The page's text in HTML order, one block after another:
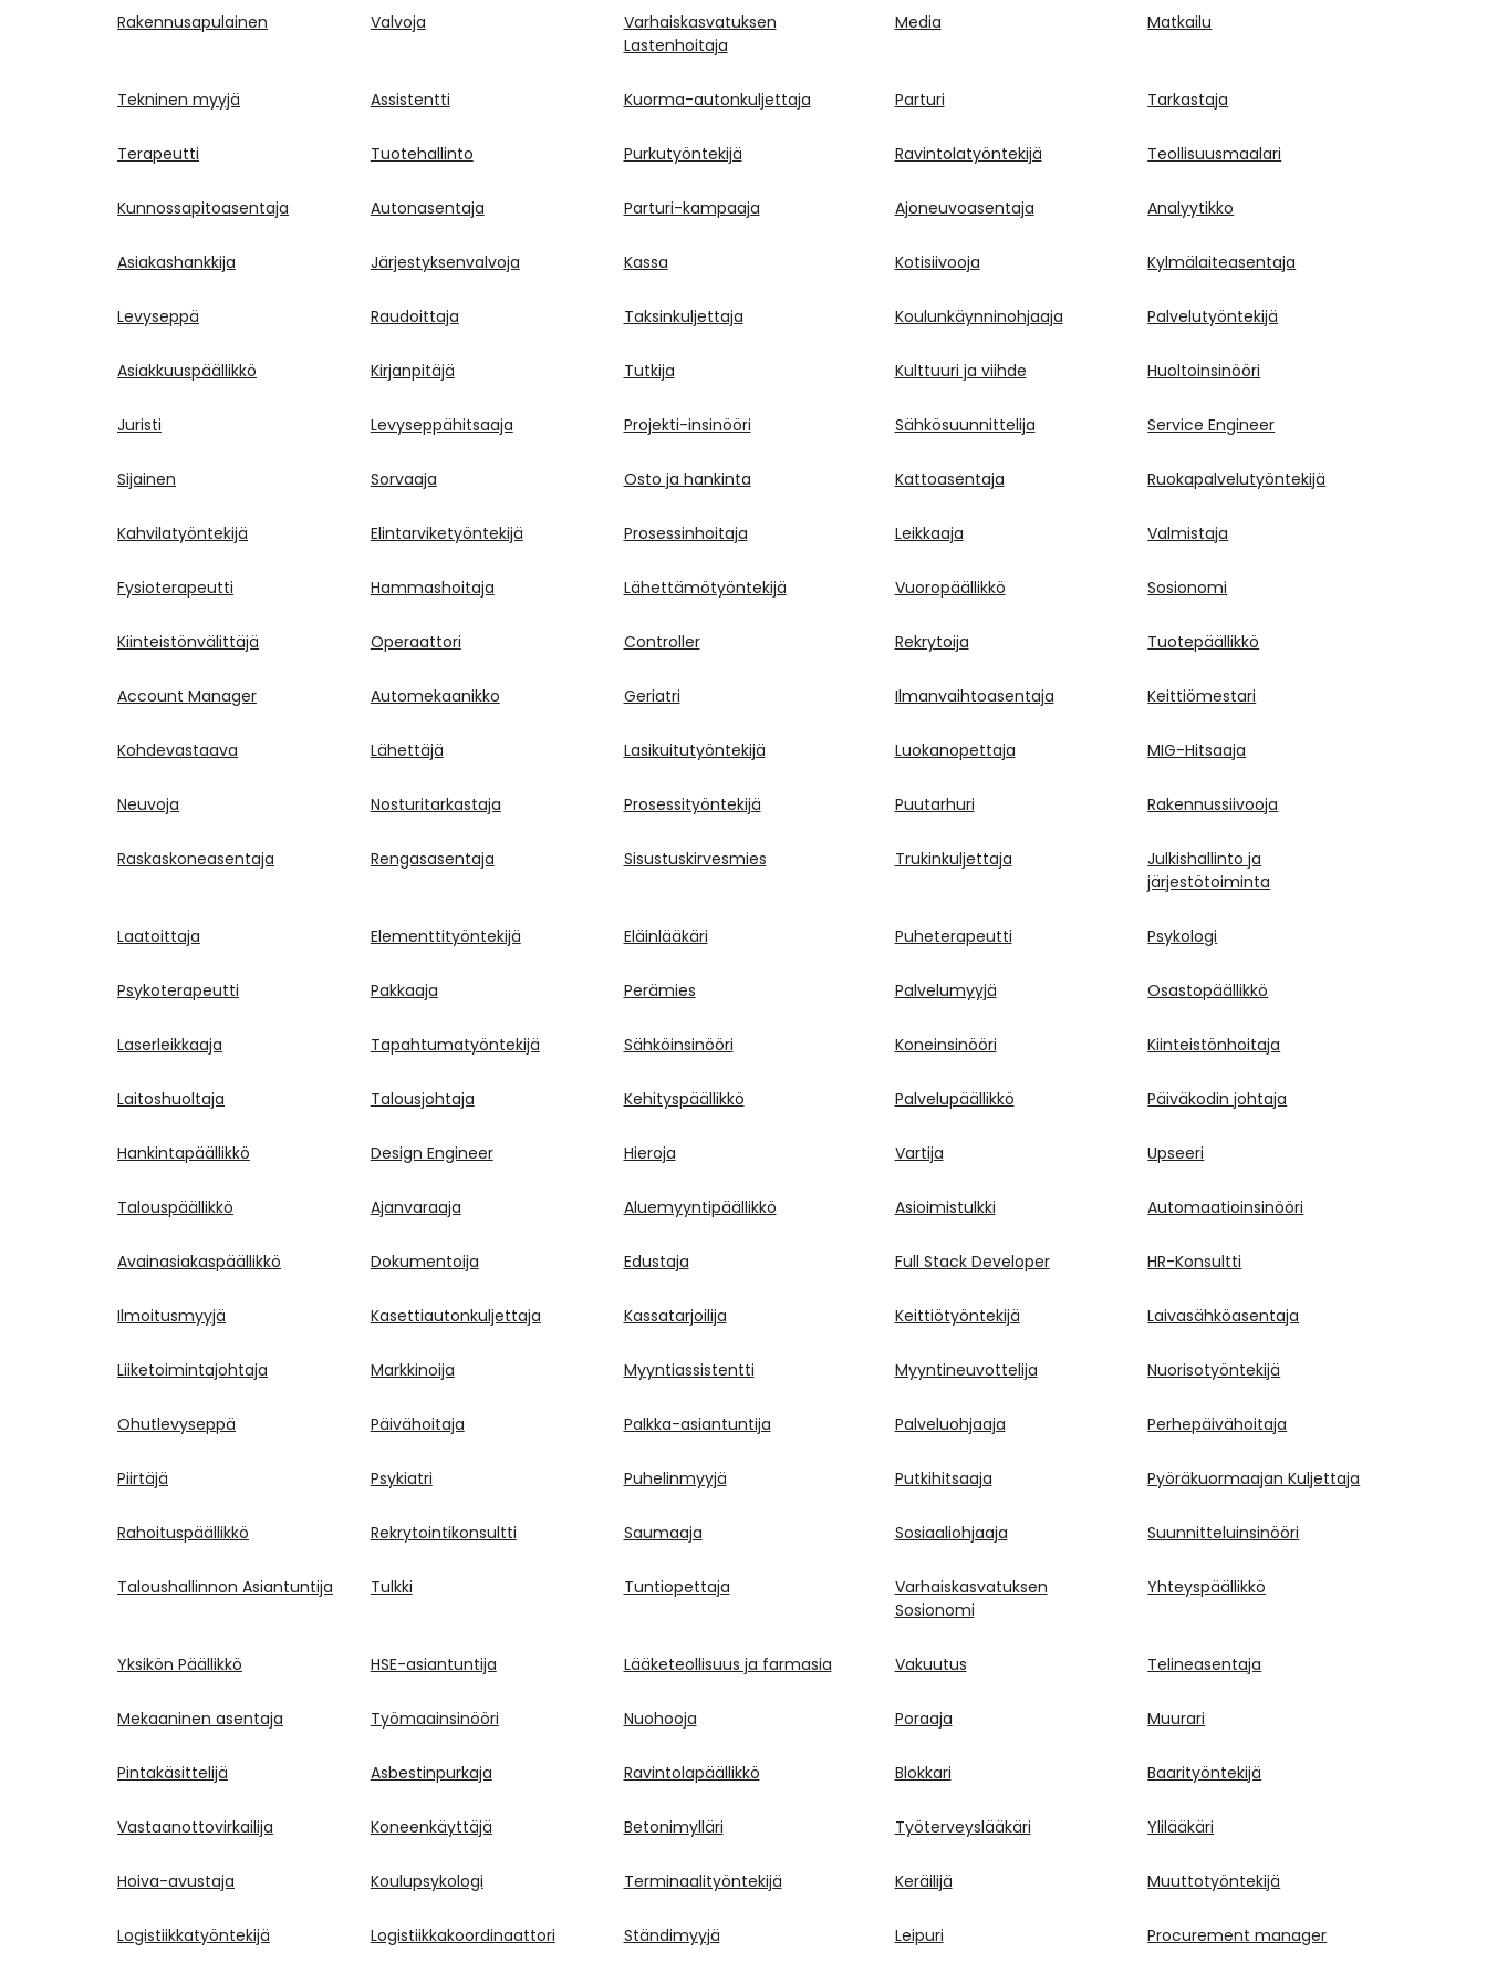
Rakennusapulainen Valvoja
Varhaiskasvatuksen
Lastenhoitaja
Media Matkailu
Tekninen myyjä Assistentti Kuorma-autonkuljettaja Parturi Tarkastaja
Terapeutti Tuotehallinto Purkutyöntekijä Ravintolatyöntekijä Teollisuusmaalari
Kunnossapitoasentaja Autonasentaja Parturi-kampaaja Ajoneuvoasentaja Analyytikko
Asiakashankkija Järjestyksenvalvoja Kassa Kotisiivooja Kylmälaiteasentaja
Levyseppä Raudoittaja Taksinkuljettaja Koulunkäynninohjaaja Palvelutyöntekijä
Asiakkuuspäällikkö Kirjanpitäjä Tutkija Kulttuuri ja viihde Huoltoinsinööri
Juristi Levyseppähitsaaja Projekti-insinööri Sähkösuunnittelija Service Engineer
Sijainen Sorvaaja Osto ja hankinta Kattoasentaja Ruokapalvelutyöntekijä
Kahvilatyöntekijä Elintarviketyöntekijä Prosessinhoitaja Leikkaaja Valmistaja
Fysioterapeutti Hammashoitaja Lähettämötyöntekijä Vuoropäällikkö Sosionomi
Kiinteistönvälittäjä Operaattori Controller Rekrytoija Tuotepäällikkö
Account Manager Automekaanikko Geriatri Ilmanvaihtoasentaja Keittiömestari
Kohdevastaava Lähettäjä Lasikuitutyöntekijä Luokanopettaja MIG-Hitsaaja
Neuvoja Nosturitarkastaja Prosessityöntekijä Puutarhuri Rakennussiivooja
Raskaskoneasentaja Rengasasentaja Sisustuskirvesmies Trukinkuljettaja
Julkishallinto ja
järjestötoiminta
Laatoittaja Elementtityöntekijä Eläinlääkäri Puheterapeutti Psykologi
Psykoterapeutti Pakkaaja Perämies Palvelumyyjä Osastopäällikkö
Laserleikkaaja Tapahtumatyöntekijä Sähköinsinööri Koneinsinööri Kiinteistönhoitaja
Laitoshuoltaja Talousjohtaja Kehityspäällikkö Palvelupäällikkö Päiväkodin johtaja
Hankintapäällikkö Design Engineer Hieroja Vartija Upseeri
Talouspäällikkö Ajanvaraaja Aluemyyntipäällikkö Asioimistulkki Automaatioinsinööri
Avainasiakaspäällikkö Dokumentoija Edustaja Full Stack Developer HR-Konsultti
Ilmoitusmyyjä Kasettiautonkuljettaja Kassatarjoilija Keittiötyöntekijä Laivasähköasentaja
Liiketoimintajohtaja Markkinoija Myyntiassistentti Myyntineuvottelija Nuorisotyöntekijä
Ohutlevyseppä Päivähoitaja Palkka-asiantuntija Palveluohjaaja Perhepäivähoitaja
Piirtäjä Psykiatri Puhelinmyyjä Putkihitsaaja Pyöräkuormaajan Kuljettaja
Rahoituspäällikkö Rekrytointikonsultti Saumaaja Sosiaaliohjaaja Suunnitteluinsinööri
Taloushallinnon Asiantuntija Tulkki Tuntiopettaja
Varhaiskasvatuksen
Sosionomi
Yhteyspäällikkö
Yksikön Päällikkö HSE-asiantuntija Lääketeollisuus ja farmasia Vakuutus Telineasentaja
Mekaaninen asentaja Työmaainsinööri Nuohooja Poraaja Muurari
Pintakäsittelijä Asbestinpurkaja Ravintolapäällikkö Blokkari Baarityöntekijä
Vastaanottovirkailija Koneenkäyttäjä Betonimylläri Työterveyslääkäri Ylilääkäri
Hoiva-avustaja Koulupsykologi Terminaalityöntekijä Keräilijä Muuttotyöntekijä
Logistiikkatyöntekijä Logistiikkakoordinaattori Ständimyyjä Leipuri Procurement manager